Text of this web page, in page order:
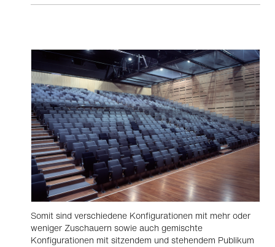
Somit sind verschiedene Konfigurationen mit mehr oder
weniger Zuschauern sowie auch gemischte
Konfigurationen mit sitzendem und stehendem Publikum